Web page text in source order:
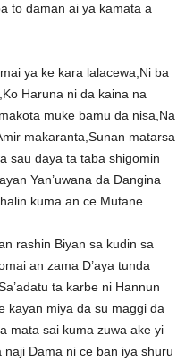
to daman ai ya kamata a
ya ke kara lalacewa,Ni ba
Haruna ni da kaina na
muke bamu da nisa,Na
makaranta,Sunan matarsa
sau daya ta taba shigomin
Yan’uwana da Dangina
kuma an ce Mutane
rashin Biyan sa kudin sa
an zama D’aya tunda
ta karbe ni Hannun
kayan miya da su maggi da
mata sai kuma zuwa ake yi
naji Dama ni ce ban iya shuru